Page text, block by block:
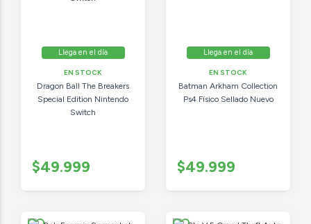
Llega en el día
EN STOCK
Dragon Ball The Breakers
Special Edition Nintendo
Switch
$49.999
Llega en el día
EN STOCK
Batman Arkham Collection
Ps4 Físico Sellado Nuevo
$49.999